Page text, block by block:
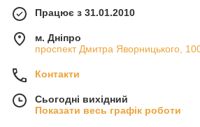
Працює з 31.01.2010
м. Дніпро
проспект Дмитра Яворницького,
Контакти
Сьогодні вихідний
Показати весь графік роботи